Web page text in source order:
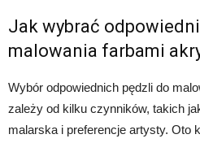
Jak wybrać
malowania farbami
Wybór odpowiednich pędzli do
zależy od kilku czynników, takich
malarska i preferencje artysty. Oto